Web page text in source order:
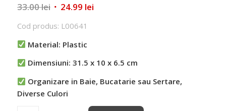
33.00lei Prețul
a
fost:
24.99 leiPrețul
Cod produs: L00641
Material: Plastic
Dimensiuni: 31.5 x 10 x 6.5 cm
Organizare in Baie, Bucatarie sau Sertare,
Diverse Culori